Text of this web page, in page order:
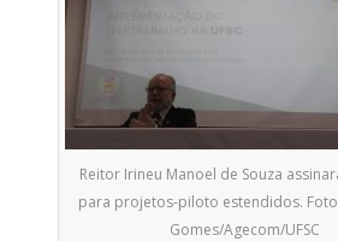
Reitor Irineu Manoel de Souza
para projetos-piloto estendidos.
Gomes/Agecom/UFSC